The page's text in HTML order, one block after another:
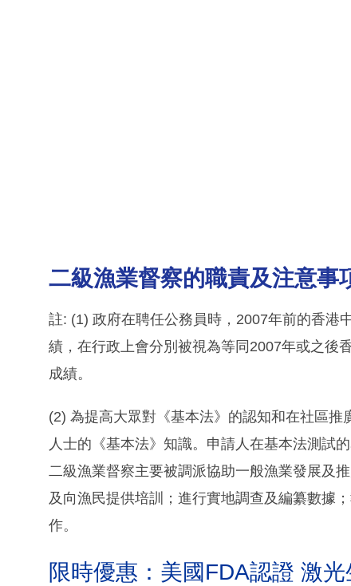
二級漁業督察的職責及注意事
註: (1) 政府在聘任公務員時，2007年前的香港
績，在行政上會分別被視為等同2007年或之後
成績。
(2) 為提高大眾對《基本法》的認知和在社區
人士的《基本法》知識。申請人在基本法測試
二級漁業督察主要被調派協助一般漁業發展及
及向漁民提供培訓；進行實地調查及編纂數據
作。
限時優惠：美國FDA認證 激